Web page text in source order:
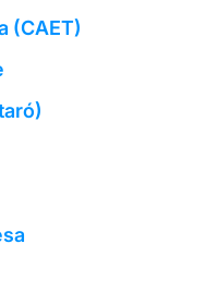
(CAET)